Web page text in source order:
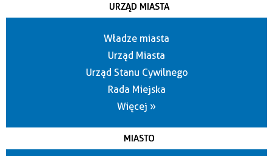
URZĄD MIASTA
Władze miasta
Urząd Miasta
Urząd Stanu Cywilnego
Rada Miejska
Więcej »
MIASTO